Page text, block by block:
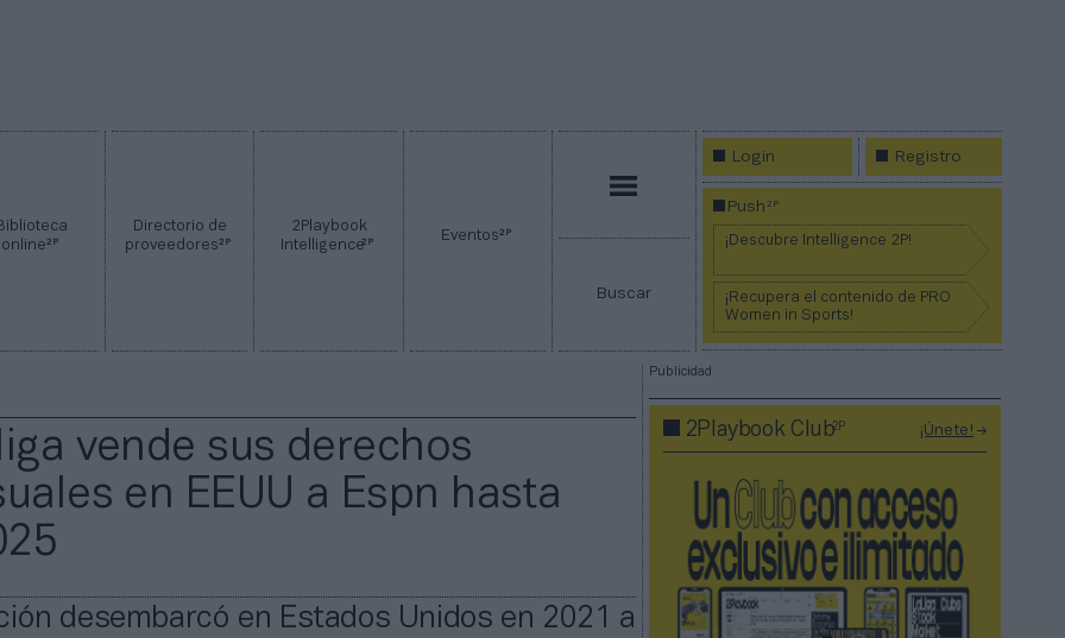
online2P
Directorio de
proveedores2P
2Playbook
Intelligence2P Eventos2P
Buscar
Login Registro
Push2P
¡Descubre Intelligence 2P!
¡Recupera el contenido de PRO
Women in Sports!
vende sus derechos
en EEUU a Espn hasta
desembarcó en Estados Unidos en 2021 a
Publicidad
2Playbook Club2P ¡Únete!